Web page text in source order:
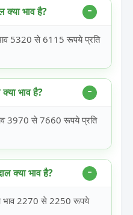
क्या भाव है?
5320 से 6115 रूपये प्रति
भाव है?
3970 से 7660 रूपये प्रति
क्या भाव है?
भाव 2270 से 2250 रूपये